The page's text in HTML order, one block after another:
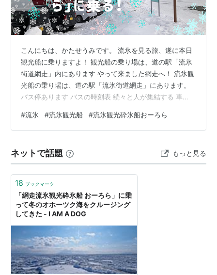
こんにちは、かたせうみです。 流氷を見る旅、遂に本日
観光船に乗りますよ！ 観光船の乗り場は、道の駅「流氷
街道網走」内にあります やって来ました網走へ！ 流氷観
光船の乗り場は、道の駅「流氷街道網走」にあります。
バス停あります バスの時刻表 続々と人が集結する 車
す。 なんか、結構人がいる・・。 コロナ禍になる数年前
の10月に来た時はこんなじゃなかった。 一般的に「北海
活気づくのは実は冬。 場所にもよるんだけど、雪まつり
やスキー、流氷等で、北海道の観光客が増えるのは、本
当は冬なんだよ～。 で、まぁ、…
#流氷 #流氷観光船 #流氷観光砕氷船おーろら
ネットで話題 もっと見る
18 ブックマーク
「網走流氷観光砕氷船 おーろら」に乗
って冬のオホーツク海をクルージング
してきた - I AM A DOG